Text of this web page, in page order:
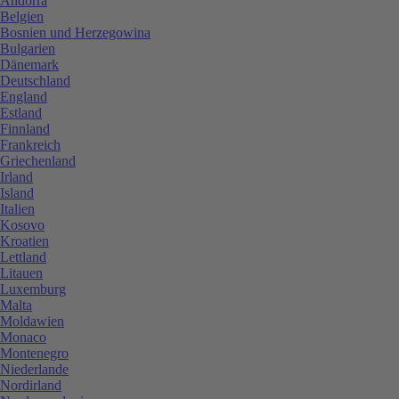
Belgien
Bosnien und Herzegowina
Bulgarien
Dänemark
Deutschland
England
Estland
Finnland
Frankreich
Griechenland
Irland
Island
Italien
Kosovo
Kroatien
Lettland
Litauen
Luxemburg
Malta
Moldawien
Monaco
Montenegro
Niederlande
Nordirland